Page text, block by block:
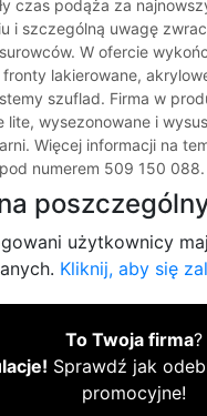
czas podąża za
i szczególną uwagę
W ofercie
lakierowane,
szuflad. Firma w
lite, wysezonowane i
Więcej informacji na
numerem 509 150 088.
użytkownicy
Kliknij, aby się
To Twoja firma?
Sprawdź jak
promocyjne!